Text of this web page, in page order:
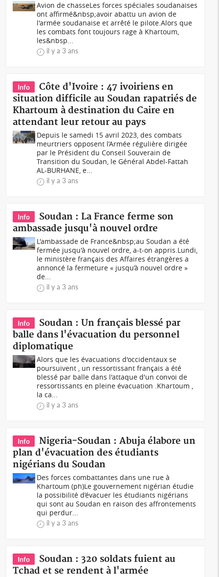
Avion de chasseLes forces spéciales soudanaises
ont affirmé&nbsp;avoir abattu un avion de
l'armée soudanaise et arrêté le pilote.Alors que
les combats font toujours rage à Khartoum,
les&nbsp...
il y a 3 ans
Info
Côte d'Ivoire : 47 ivoiriens en
situation difficile au Soudan rapatriés de
Khartoum à destination du Caire en
attendant leur retour au pays
Depuis le samedi 15 avril 2023, des combats
meurtriers opposent l’Armée régulière dirigée
par le Président du Conseil Souverain de
Transition du Soudan, le Général Abdel-Fattah
AL-BURHANE, e...
il y a 3 ans
Info
Soudan : La France ferme son
ambassade jusqu'à nouvel ordre
L'ambassade de France&nbsp;au Soudan a été
fermée jusqu'à nouvel ordre, a-t-on appris.Lundi,
le ministère français des Affaires étrangères a
annoncé la fermeture « jusqu’à nouvel ordre »
de...
il y a 3 ans
Info
Soudan : Un français blessé par
balle dans l'évacuation du personnel
diplomatique
Alors que les évacuations d'occidentaux se
poursuivent , un ressortissant français a été
blessé par balle dans l'attaque d'un convoi de
ressortissants en pleine évacuation .Khartoum ,
la ca...
il y a 3 ans
Info
Nigeria-Soudan : Abuja élabore un
plan d'évacuation des étudiants
nigérians du Soudan
Des forces combattantes dans une rue à
Khartoum (ph)Le gouvernement nigérian étudie
la possibilité d’évacuer les étudiants nigérians
qui sont au Soudan en raison des affrontements
qui perdur...
il y a 3 ans
Info
Soudan : 320 soldats fuient au
Tchad et se rendent à l'armée